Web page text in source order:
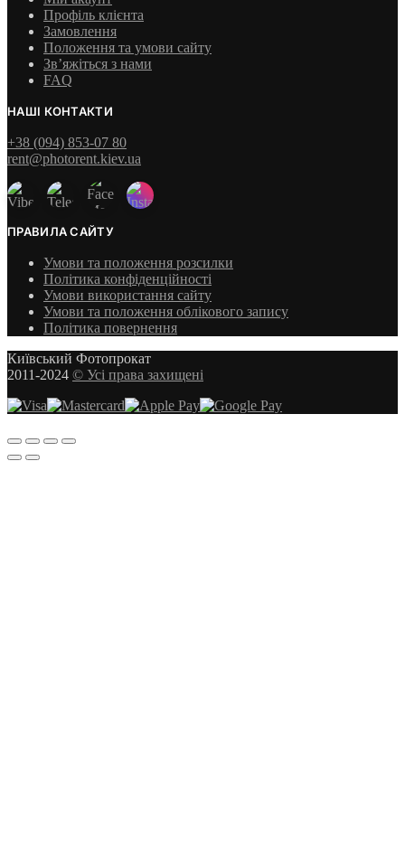
Профіль клієнта
Замовлення
Положення та умови сайту
Зв’яжіться з нами
FAQ
НАШІ КОНТАКТИ
+38 (094) 853-07 80
rent@photorent.kiev.ua
ПРАВИЛА САЙТУ
Умови та положення розсилки
Політика конфіденційності
Умови використання сайту
Умови та положення облікового запису
Політика повернення
Київський Фотопрокат
2011-2024 © Усі права захищені